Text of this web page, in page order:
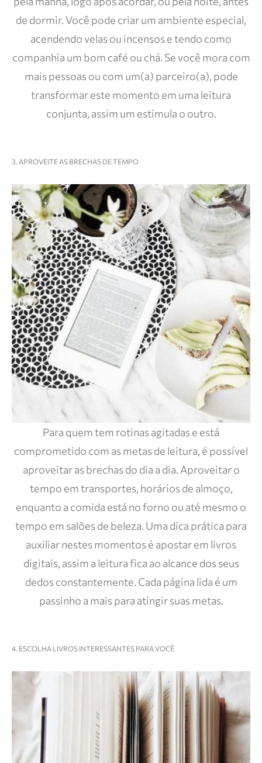
de dormir. Você pode criar um ambiente especial,
acendendo velas ou incensos e tendo como
companhia um bom café ou chá. Se você mora com
mais pessoas ou com um(a) parceiro(a), pode
transformar este momento em uma leitura
conjunta, assim um estimula o outro.
3. APROVEITE AS BRECHAS DE TEMPO
Para quem tem rotinas agitadas e está
comprometido com as metas de leitura, é possível
aproveitar as brechas do dia a dia. Aproveitar o
tempo em transportes, horários de almoço,
enquanto a comida está no forno ou até mesmo o
tempo em salões de beleza. Uma dica prática para
auxiliar nestes momentos é apostar em livros
digitais, assim a leitura fica ao alcance dos seus
dedos constantemente. Cada página lida é um
passinho a mais para atingir suas metas.
4. ESCOLHA LIVROS INTERESSANTES PARA VOCÊ